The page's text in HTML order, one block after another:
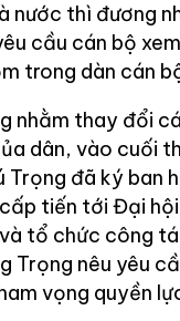
nước thì đương
cầu cán bộ
trong dàn cán
nhằm thay đổi
dân, vào cuối
đã ký ban
tiến tới Đại
tổ chức công
Trọng nêu yêu
vọng quyền